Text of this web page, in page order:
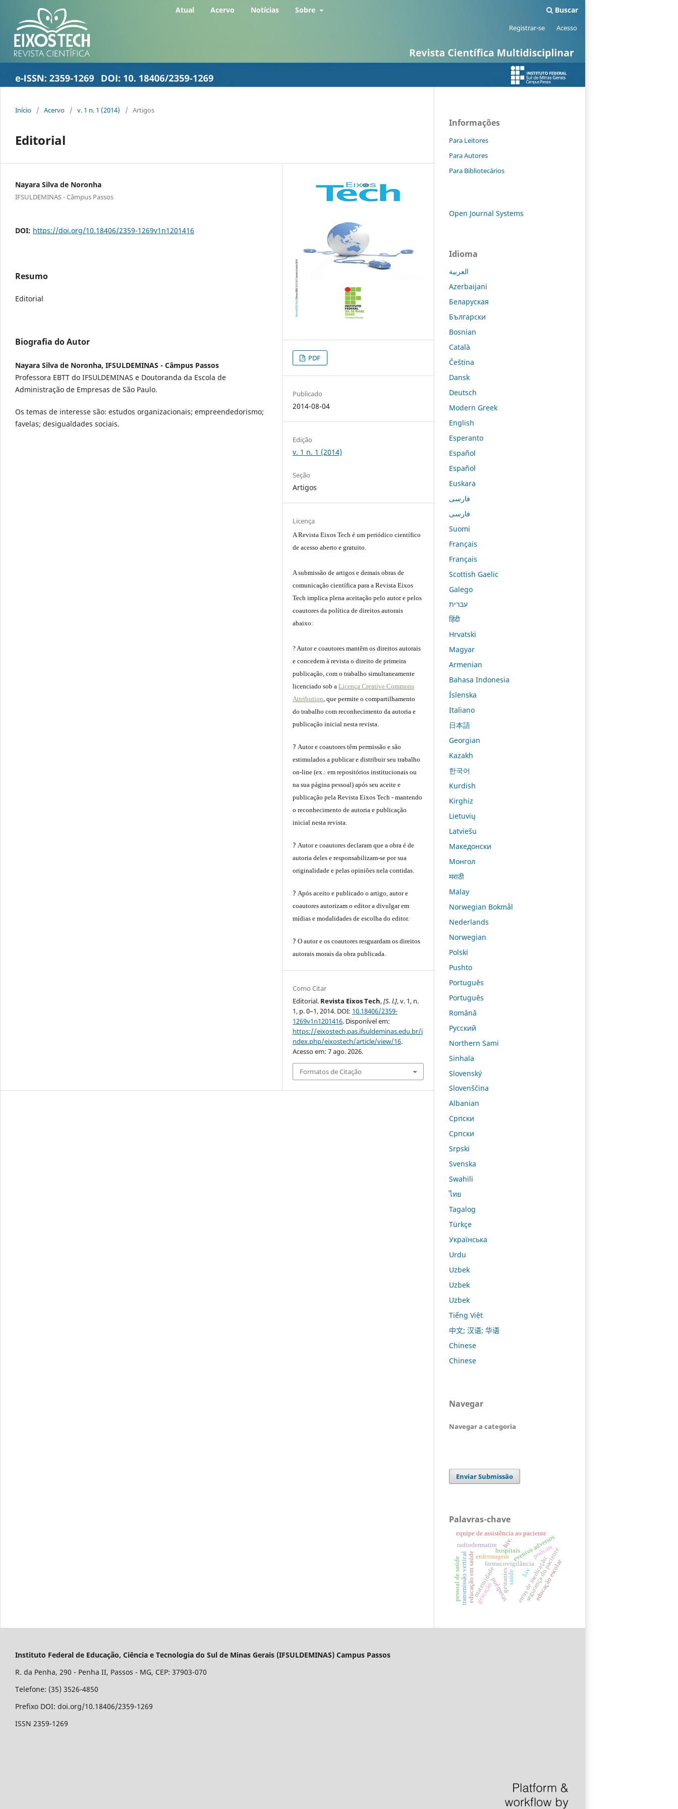
Atual Acervo Notícias Sobre Buscar
Registrar-se Acesso
Início / Acervo / v. 1 n. 1 (2014) / Artigos
Editorial
Nayara Silva de Noronha
IFSULDEMINAS - Câmpus Passos
DOI: https://doi.org/10.18406/2359-1269v1n1201416
Resumo
Editorial
Biografia do Autor
Nayara Silva de Noronha, IFSULDEMINAS - Câmpus Passos
Professora EBTT do IFSULDEMINAS e Doutoranda da Escola de
Administração de Empresas de São Paulo.
Os temas de interesse são: estudos organizacionais; empreendedorismo;
favelas; desigualdades sociais.
PDF
Publicado
2014-08-04
Edição
v. 1 n. 1 (2014)
Seção
Artigos
Licença
A Revista Eixos Tech é um periódico científico
de acesso aberto e gratuito.
A submissão de artigos e demais obras de
comunicação científica para a Revista Eixos
Tech implica plena aceitação pelo autor e pelos
coautores da política de direitos autorais
abaixo:
? Autor e coautores mantêm os direitos autorais
e concedem à revista o direito de primeira
publicação, com o trabalho simultaneamente
licenciado sob aLicença Creative Commons
Attribution , que permite o compartilhamento
do trabalho com reconhecimento da autoria e
publicação inicial nesta revista.
?Autor e coautores têm permissão e são
estimulados a publicar e distribuir seu trabalho
on-line (ex.: em repositórios institucionais ou
na sua página pessoal) após seu aceite e
publicação pela Revista Eixos Tech - mantendo
o reconhecimento de autoria e publicação
inicial nesta revista.
?Autor e coautores declaram que a obra é de
autoria deles e responsabilizam-se por sua
originalidade e pelas opiniões nela contidas.
?Após aceito e publicado o artigo, autor e
coautores autorizam o editor a divulgar em
mídias e modalidades de escolha do editor.
?O autor e os coautores resguardam os direitos
autorais morais da obra publicada.
Como Citar
Editorial. Revista Eixos Tech,[S. l.], v. 1, n.
1, p. 0–1, 2014. DOI: 10.18406/2359-
1269v1n1201416. Disponível em:
https://eixostech.pas.ifsuldeminas.edu.br/i
ndex.php/eixostech/article/view/16.
Acesso em: 7 ago. 2026.
Formatos de Citação
Informações
Para Leitores
Para Autores
Para Bibliotecários
Open Journal Systems
Idioma
العربية
Azerbaijani
Беларуская
Български
Bosnian
Català
Čeština
Dansk
Deutsch
Modern Greek
English
Esperanto
Español
Español
Euskara
فارسی
فارسی
Suomi
Français
Français
Scottish Gaelic
Galego
עברית
हिंदी
Hrvatski
Magyar
Armenian
Bahasa Indonesia
Íslenska
Italiano
日本語
Georgian
Kazakh
한국어
Kurdish
Kirghiz
Lietuvių
Latviešu
Македонски
Монгол
मराठी
Malay
Norwegian Bokmål
Nederlands
Norwegian
Polski
Pushto
Português
Português
Română
Русский
Northern Sami
Sinhala
Slovenský
Slovenščina
Albanian
Српски
Српски
Srpski
Svenska
Swahili
ไทย
Tagalog
Türkçe
Українська
Urdu
Uzbek
Uzbek
Uzbek
Tiếng Việt
中文; 汉语; 华语
Chinese
Chinese
Navegar
Navegar a categoria
Enviar Submissão
Palavras-chave
gestantes
puérperas
maternidade erros de medicação
hospitais
farmacovigilância
eventos adversos
segurança do paciente
educação em saúde
equipe de assistência ao paciente
enfermagem
hiv
gestação
transmissão vertical
hiv.
educação escolar
saúde
podcast
radiodermatite
pessoal de saúde
Instituto Federal de Educação, Ciência e Tecnologia do Sul de Minas Gerais (IFSULDEMINAS) Campus Passos
R. da Penha, 290 - Penha II, Passos - MG, CEP: 37903-070
Telefone: (35) 3526-4850
Prefixo DOI: doi.org/10.18406/2359-1269
ISSN 2359-1269